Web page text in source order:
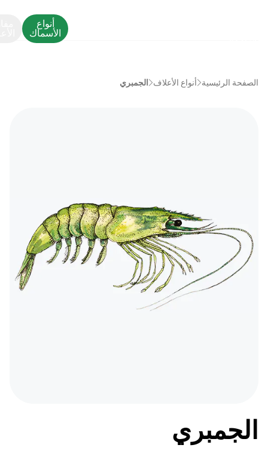
أنواع
الأسماك
الصفحة الرئيسية أنواع الأعلاف الجمبري
الجمبري